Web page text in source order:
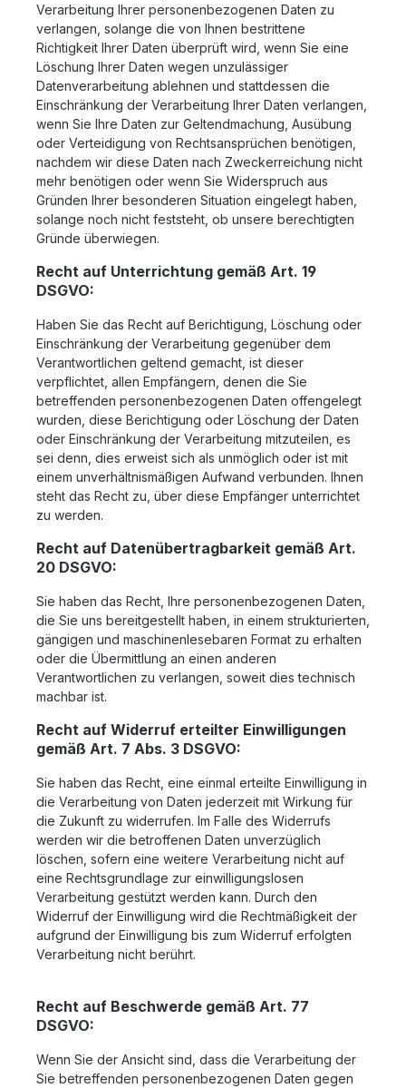
Verarbeitung Ihrer personenbezogenen Daten zu
verlangen, solange die von Ihnen bestrittene
Richtigkeit Ihrer Daten überprüft wird, wenn Sie eine
Löschung Ihrer Daten wegen unzulässiger
Datenverarbeitung ablehnen und stattdessen die
Einschränkung der Verarbeitung Ihrer Daten verlangen,
wenn Sie Ihre Daten zur Geltendmachung, Ausübung
oder Verteidigung von Rechtsansprüchen benötigen,
nachdem wir diese Daten nach Zweckerreichung nicht
mehr benötigen oder wenn Sie Widerspruch aus
Gründen Ihrer besonderen Situation eingelegt haben,
solange noch nicht feststeht, ob unsere berechtigten
Gründe überwiegen.
Recht auf Unterrichtung gemäß Art. 19
DSGVO:
Haben Sie das Recht auf Berichtigung, Löschung oder
Einschränkung der Verarbeitung gegenüber dem
Verantwortlichen geltend gemacht, ist dieser
verpflichtet, allen Empfängern, denen die Sie
betreffenden personenbezogenen Daten offengelegt
wurden, diese Berichtigung oder Löschung der Daten
oder Einschränkung der Verarbeitung mitzuteilen, es
sei denn, dies erweist sich als unmöglich oder ist mit
einem unverhältnismäßigen Aufwand verbunden. Ihnen
steht das Recht zu, über diese Empfänger unterrichtet
zu werden.
Recht auf Datenübertragbarkeit gemäß Art.
20 DSGVO:
Sie haben das Recht, Ihre personenbezogenen Daten,
die Sie uns bereitgestellt haben, in einem strukturierten,
gängigen und maschinenlesebaren Format zu erhalten
oder die Übermittlung an einen anderen
Verantwortlichen zu verlangen, soweit dies technisch
machbar ist.
Recht auf Widerruf erteilter Einwilligungen
gemäß Art. 7 Abs. 3 DSGVO:
Sie haben das Recht, eine einmal erteilte Einwilligung in
die Verarbeitung von Daten jederzeit mit Wirkung für
die Zukunft zu widerrufen. Im Falle des Widerrufs
werden wir die betroffenen Daten unverzüglich
löschen, sofern eine weitere Verarbeitung nicht auf
eine Rechtsgrundlage zur einwilligungslosen
Verarbeitung gestützt werden kann. Durch den
Widerruf der Einwilligung wird die Rechtmäßigkeit der
aufgrund der Einwilligung bis zum Widerruf erfolgten
Verarbeitung nicht berührt.
Recht auf Beschwerde gemäß Art. 77
DSGVO:
Wenn Sie der Ansicht sind, dass die Verarbeitung der
Sie betreffenden personenbezogenen Daten gegen